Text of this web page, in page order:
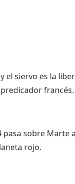
siervo es la
francés.
sobre Marte
rojo.